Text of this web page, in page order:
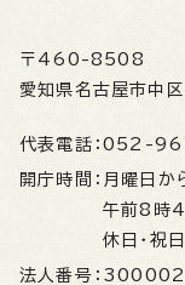
〒460-8508
愛知県名古屋市中
代表電話： 052-
開庁時間： 月曜日か
午前8時
休日・祝
法人番号：